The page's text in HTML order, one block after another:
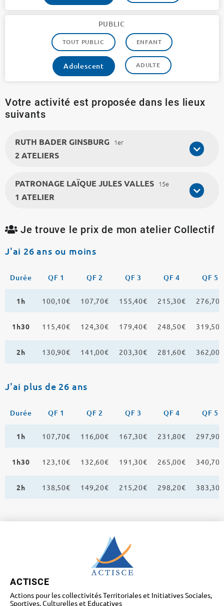
PUBLIC
TOUT PUBLIC ENFANT
Adolescent ADULTE
Votre activité est proposée dans les lieux
suivants
RUTH BADER GINSBURG 1er
2 ATELIERS
PATRONAGE LAÏQUE JULES VALLES 15e
1 ATELIER
Je trouve le prix de mon atelier Collectif
J'ai 26 ans ou moins
Durée QF 1 QF 2 QF 3 QF 4 QF 5
1h 100,10€ 107,70€ 155,40€ 215,30€ 276,70€
1h30 115,40€ 124,30€ 179,40€ 248,50€ 319,50€
2h 130,90€ 141,00€ 203,30€ 281,60€ 362,00€
J'ai plus de 26 ans
Durée QF 1 QF 2 QF 3 QF 4 QF 5
1h 107,70€ 116,00€ 167,30€ 231,80€ 297,90€
1h30 123,10€ 132,60€ 191,30€ 265,00€ 340,70€
2h 138,50€ 149,20€ 215,20€ 298,20€ 383,30€
ACTISCE
Actions pour les collectivités Territoriales et Initiatives Sociales,
Sportives, Culturelles et Educatives